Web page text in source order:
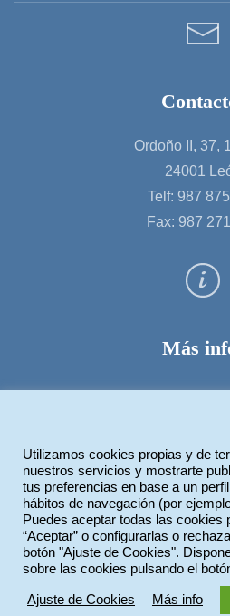
Ordoño II, 37,
24001
Telf: 987
Fax: 987
Más
Política de
Legiotek
Utilizamos cookies propias y de
nuestros servicios y mostrarte
tus preferencias en base a un
hábitos de navegación (por
Puedes aceptar todas las cookies
“Aceptar” o configurarlas o
botón "Ajuste de Cookies".
sobre las cookies pulsando el
Ajuste de Cookies Más info